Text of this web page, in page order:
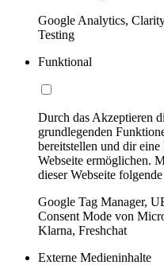
Google Analytics,
Testing
Funktional
Durch das Akzeptieren
grundlegenden
bereitstellen und dir
Webseite ermöglichen.
dieser Webseite
Google Tag Manager,
Consent Mode von
Klarna, Freshchat
Externe Medieninhalte